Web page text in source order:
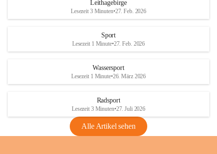
Maßnahmen zur Bekämpfung
Rebe und der Amerikanischen
Anhang VBl. EU Nr. 18
1 Seite•1,4 MB
VBl. EU Nr. 18_2026
Leithagebirge
Lesezeit 3 Minuten•27. Feb. 2026
Sport
Lesezeit 1 Minute•27. Feb. 2026
Wassersport
Lesezeit 1 Minute•26. März 2026
Radsport
Lesezeit 3 Minuten•27. Juli 2026
Alle Artikel sehen